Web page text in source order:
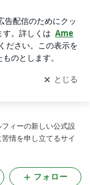
け取りまし
開く
ィーの新しい公式設
情を申し立てるサイ
フォロー